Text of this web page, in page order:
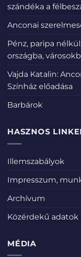
szándéka a
Anconai
Pénz, paripa
országba,
Vajda Katalin:
Színház előadása
Barbárok
HASZNOS
Illemszabályok
Impresszum,
Archívum
Közérdekű adatok
MÉDIA